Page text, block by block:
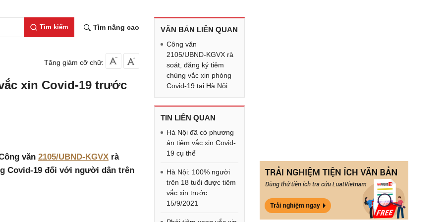
Tìm kiếm Tìm nâng cao
Tăng giảm cỡ chữ:
xin Covid-19 trước
văn 2105/UBND-KGVX rà
Covid-19 đối với người dân trên
VĂN BẢN LIÊN QUAN
Công văn
2105/UBND-KGVX rà
soát, đăng ký tiêm
chủng vắc xin phòng
Covid-19 tại Hà Nội
TIN LIÊN QUAN
Hà Nội đã có phương
án tiêm vắc xin Covid-
19 cụ thể
Hà Nội: 100% người
trên 18 tuổi được tiêm
vắc xin trước
15/9/2021